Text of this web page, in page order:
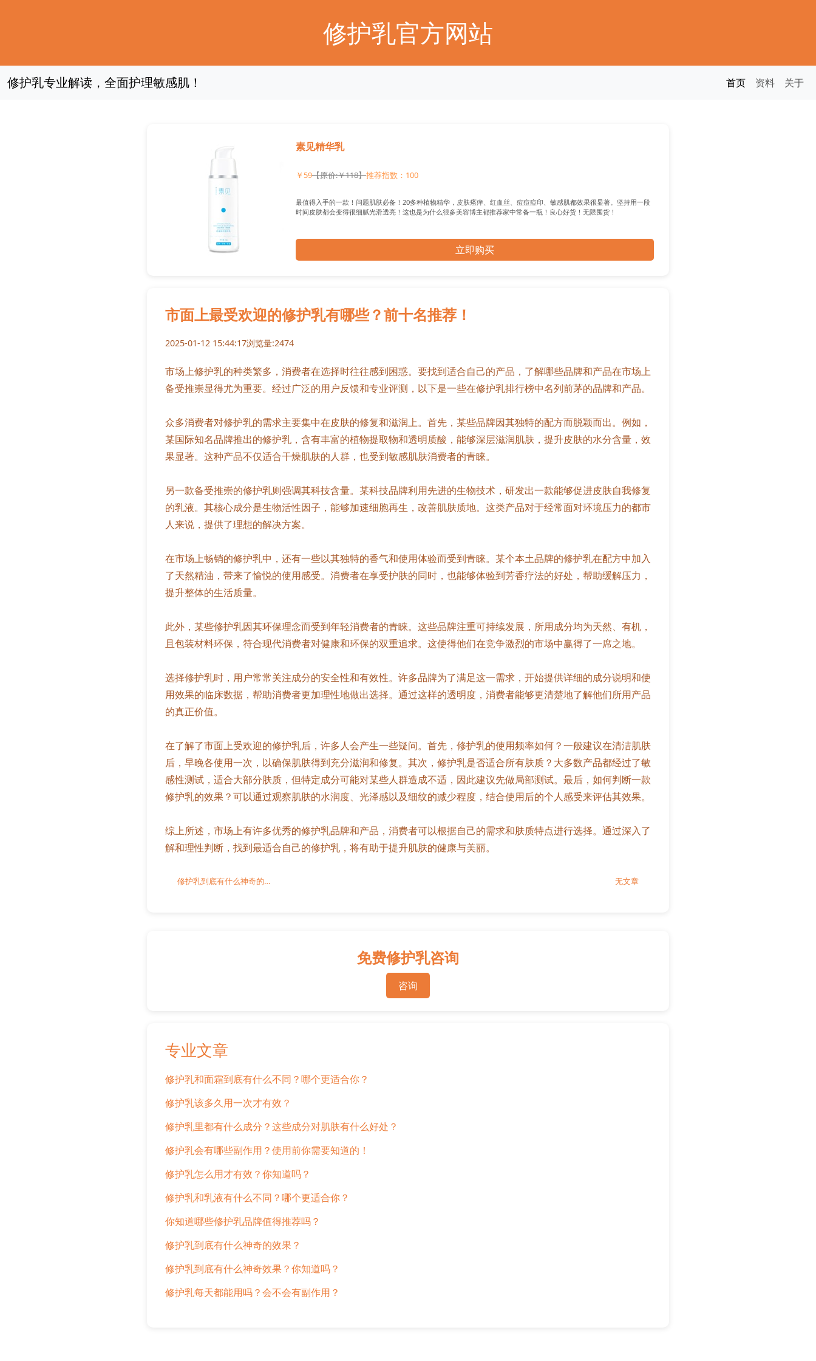
修护乳官方网站
修护乳专业解读，全面护理敏感肌！ 首页 资料 关于
素见精华乳
￥59【原价:￥118】推荐指数：100
最值得入手的一款！问题肌肤必备！20多种植物精华，皮肤瘙痒、红血丝、痘痘痘印、敏感肌都效果很显著。坚持用一段
时间皮肤都会变得很细腻光滑透亮！这也是为什么很多美容博主都推荐家中常备一瓶！良心好货！无限囤货！
立即购买
市面上最受欢迎的修护乳有哪些？前十名推荐！
2025-01-12 15:44:17浏览量:2474
市场上修护乳的种类繁多，消费者在选择时往往感到困惑。要找到适合自己的产品，了解哪些品牌和产品在市场上
备受推崇显得尤为重要。经过广泛的用户反馈和专业评测，以下是一些在修护乳排行榜中名列前茅的品牌和产品。
众多消费者对修护乳的需求主要集中在皮肤的修复和滋润上。首先，某些品牌因其独特的配方而脱颖而出。例如，
某国际知名品牌推出的修护乳，含有丰富的植物提取物和透明质酸，能够深层滋润肌肤，提升皮肤的水分含量，效
果显著。这种产品不仅适合干燥肌肤的人群，也受到敏感肌肤消费者的青睐。
另一款备受推崇的修护乳则强调其科技含量。某科技品牌利用先进的生物技术，研发出一款能够促进皮肤自我修复
的乳液。其核心成分是生物活性因子，能够加速细胞再生，改善肌肤质地。这类产品对于经常面对环境压力的都市
人来说，提供了理想的解决方案。
在市场上畅销的修护乳中，还有一些以其独特的香气和使用体验而受到青睐。某个本土品牌的修护乳在配方中加入
了天然精油，带来了愉悦的使用感受。消费者在享受护肤的同时，也能够体验到芳香疗法的好处，帮助缓解压力，
提升整体的生活质量。
此外，某些修护乳因其环保理念而受到年轻消费者的青睐。这些品牌注重可持续发展，所用成分均为天然、有机，
且包装材料环保，符合现代消费者对健康和环保的双重追求。这使得他们在竞争激烈的市场中赢得了一席之地。
选择修护乳时，用户常常关注成分的安全性和有效性。许多品牌为了满足这一需求，开始提供详细的成分说明和使
用效果的临床数据，帮助消费者更加理性地做出选择。通过这样的透明度，消费者能够更清楚地了解他们所用产品
的真正价值。
在了解了市面上受欢迎的修护乳后，许多人会产生一些疑问。首先，修护乳的使用频率如何？一般建议在清洁肌肤
后，早晚各使用一次，以确保肌肤得到充分滋润和修复。其次，修护乳是否适合所有肤质？大多数产品都经过了敏
感性测试，适合大部分肤质，但特定成分可能对某些人群造成不适，因此建议先做局部测试。最后，如何判断一款
修护乳的效果？可以通过观察肌肤的水润度、光泽感以及细纹的减少程度，结合使用后的个人感受来评估其效果。
综上所述，市场上有许多优秀的修护乳品牌和产品，消费者可以根据自己的需求和肤质特点进行选择。通过深入了
解和理性判断，找到最适合自己的修护乳，将有助于提升肌肤的健康与美丽。
修护乳到底有什么神奇的效果？ 无文章
免费修护乳咨询
咨询
专业文章
修护乳和面霜到底有什么不同？哪个更适合你？
修护乳该多久用一次才有效？
修护乳里都有什么成分？这些成分对肌肤有什么好处？
修护乳会有哪些副作用？使用前你需要知道的！
修护乳怎么用才有效？你知道吗？
修护乳和乳液有什么不同？哪个更适合你？
你知道哪些修护乳品牌值得推荐吗？
修护乳到底有什么神奇的效果？
修护乳到底有什么神奇效果？你知道吗？
修护乳每天都能用吗？会不会有副作用？